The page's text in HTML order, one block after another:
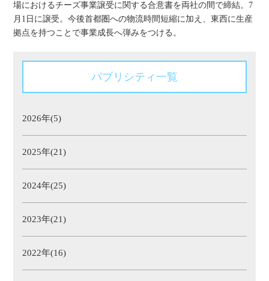
場におけるチーズ事業譲受に関する合意書を両社の間で締結。7
月1日に譲受。今後首都圏への物流時間短縮に加え、東西に生産
拠点を持つことで事業成長へ弾みをつける。
パブリシティ一覧
2026年(5)
2025年(21)
2024年(25)
2023年(21)
2022年(16)